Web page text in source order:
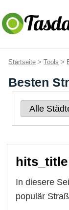
Startseite >Tools >
Besten
hits_title
In diesere
populär